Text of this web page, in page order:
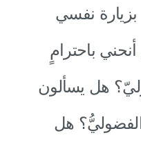
نفسي
باحترامٍ
الفضوليُّ؟ هل